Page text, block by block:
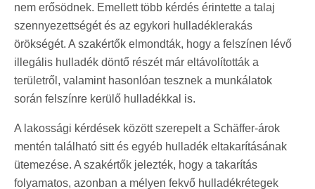
nem erősödnek. Emellett több kérdés érintette a talaj
szennyezettségét és az egykori hulladéklerakás
örökségét. A szakértők elmondták, hogy a felszínen lévő
illegális hulladék döntő részét már eltávolították a
területről, valamint hasonlóan tesznek a munkálatok
során felszínre kerülő hulladékkal is.
A lakossági kérdések között szerepelt a Schäffer‑árok
mentén található sitt és egyéb hulladék eltakarításának
ütemezése. A szakértők jelezték, hogy a takarítás
folyamatos, azonban a mélyen fekvő hulladékrétegek